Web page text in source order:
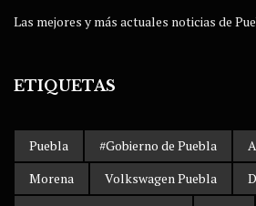
Las mejores y más actuales noticias de
ETIQUETAS
Puebla #Gobierno de Puebla
Morena
Volkswagen Puebla